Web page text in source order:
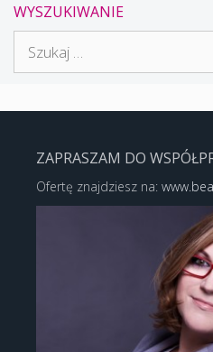
WYSZUKIWANIE
ZAPRASZAM DO
Ofertę znajdziesz na: